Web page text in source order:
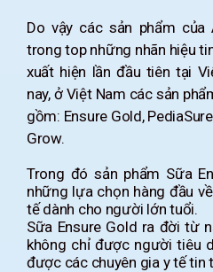
Do vậy các sản phẩm
trong top những nhãn hiệu
xuất hiện lần đầu tiên tại
nay, ở Việt Nam các sản
gồm: Ensure Gold,
Grow.
Trong đó sản phẩm Sữa
những lựa chọn hàng đầu
tế dành cho người lớn tuổi.
Sữa Ensure Gold ra đời từ
không chỉ được người tiêu
được các chuyên gia y tế tin